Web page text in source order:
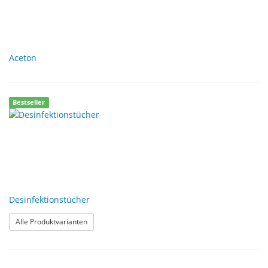
Aceton
Bestseller
Desinfektionstücher
Alle Produktvarianten: Desinfektionstücher